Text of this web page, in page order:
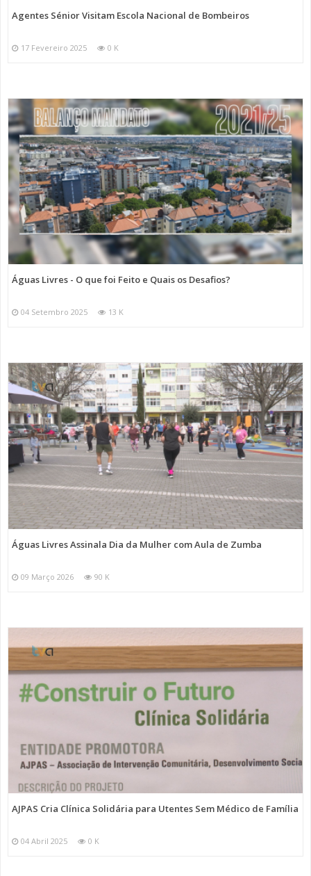
Agentes Sénior Visitam Escola Nacional de Bombeiros
17 Fevereiro 2025 0 K
Águas Livres - O que foi Feito e Quais os Desafios?
04 Setembro 2025 13 K
Águas Livres Assinala Dia da Mulher com Aula de Zumba
09 Março 2026 90 K
AJPAS Cria Clínica Solidária para Utentes Sem Médico de Família
04 Abril 2025 0 K